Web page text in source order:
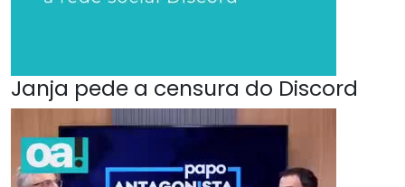
Janja pede a censura do Discord